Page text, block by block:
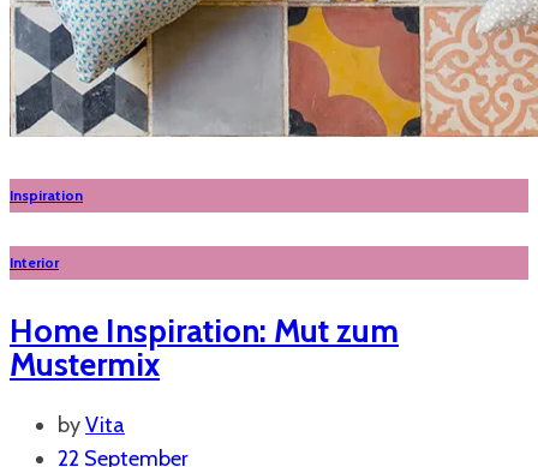
Inspiration
Interior
Home Inspiration: Mut zum
Mustermix
byVita
22 September